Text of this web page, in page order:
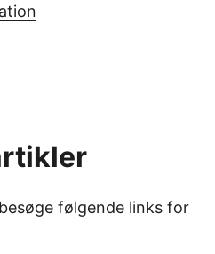
følgende links for